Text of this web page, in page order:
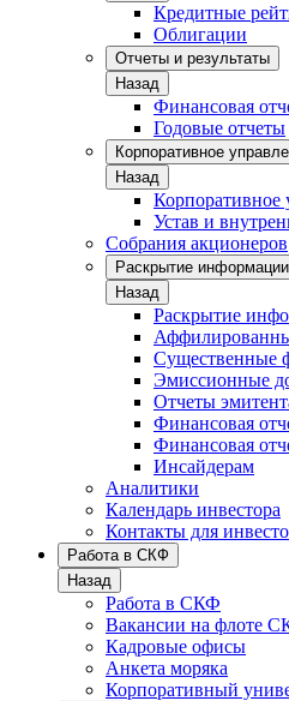
Кредитные
Облигации
Отчеты и результаты
Назад
Финансовая
Годовые отчеты
Корпоративное
Назад
Корпоративное
Устав и
Собрания акционеров
Раскрытие информации
Назад
Раскрытие
Существенные
Эмиссионные
Отчеты
Финансовая
Финансовая
Инсайдерам
Аналитики
Календарь инвестора
Контакты для
Работа в СКФ
Назад
Работа в СКФ
Вакансии на флоте
Кадровые офисы
Анкета моряка
Корпоративный